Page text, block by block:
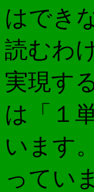
はでき
読むわ
実現す
は「１
います
ってい